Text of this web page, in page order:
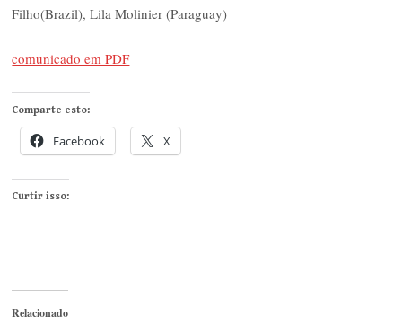
Filho(Brazil), Lila Molinier (Paraguay)
comunicado em PDF
Comparte esto:
Facebook X
Curtir isso:
Relacionado